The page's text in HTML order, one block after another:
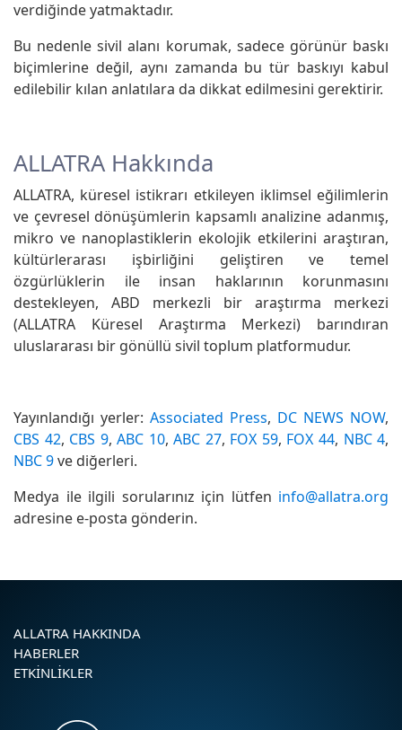
verdiğinde yatmaktadır.
Bu nedenle sivil alanı korumak, sadece görünür baskı
biçimlerine değil, aynı zamanda bu tür baskıyı kabul
edilebilir kılan anlatılara da dikkat edilmesini gerektirir.
ALLATRA Hakkında
ALLATRA, küresel istikrarı etkileyen iklimsel eğilimlerin
ve çevresel dönüşümlerin kapsamlı analizine adanmış,
mikro ve nanoplastiklerin ekolojik etkilerini araştıran,
kültürlerarası işbirliğini geliştiren ve temel
özgürlüklerin ile insan haklarının korunmasını
destekleyen, ABD merkezli bir araştırma merkezi
(ALLATRA Küresel Araştırma Merkezi) barındıran
uluslararası bir gönüllü sivil toplum platformudur.
Yayınlandığı yerler: Associated Press, DC NEWS NOW,
CBS 42, CBS 9,ABC 10,ABC 27, FOX 59, FOX 44, NBC 4,
NBC 9ve diğerleri.
Medya ile ilgili sorularınız için lütfen info@allatra.org
adresine e-posta gönderin.
ALLATRA HAKKINDA
HABERLER
ETKINLIKLER